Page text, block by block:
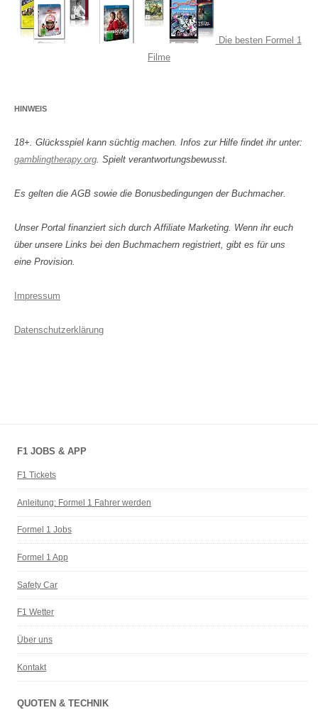
Die besten Formel 1
Filme
HINWEIS
18+. Glücksspiel kann süchtig machen. Infos zur Hilfe findet ihr unter:
gamblingtherapy.org. Spielt verantwortungsbewusst.
Es gelten die AGB sowie die Bonusbedingungen der Buchmacher.
Unser Portal finanziert sich durch Affiliate Marketing. Wenn ihr euch
über unsere Links bei den Buchmachern registriert, gibt es für uns
eine Provision.
Impressum
Datenschutzerklärung
F1 JOBS & APP
F1 Tickets
Anleitung: Formel 1 Fahrer werden
Formel 1 Jobs
Formel 1 App
Safety Car
F1 Wetter
Über uns
Kontakt
QUOTEN & TECHNIK